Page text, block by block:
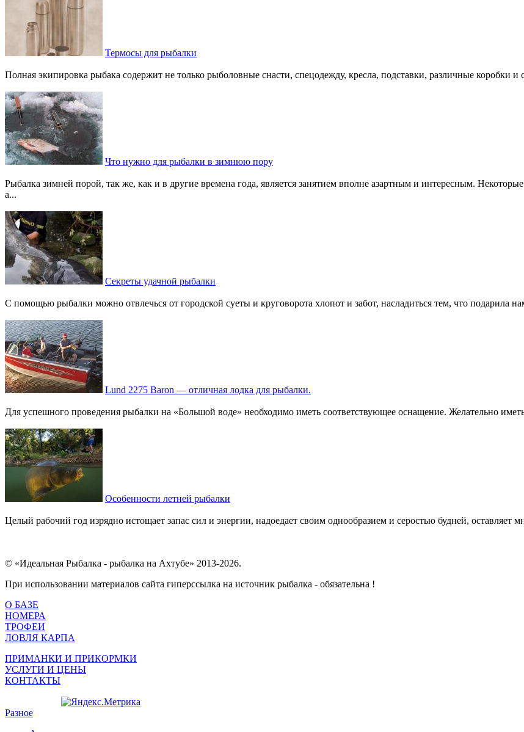
Термосы для рыбалки
Полная экипировка рыбака содержит не только рыболовные снасти, спецодежду, кресла, подставки, различные коробки
Что нужно для рыбалки в зимнюю пору
Рыбалка зимней порой, так же, как и в другие времена года, является занятием вполне азартным и интересным.
а...
Секреты удачной рыбалки
С помощью рыбалки можно отвлечься от городской суеты и круговорота хлопот и забот, насладиться тем, что подарила
Lund 2275 Baron — отличная лодка для рыбалки.
Для успешного проведения рыбалки на «Большой воде» необходимо иметь соответствующее оснащение. Желательно
Особенности летней рыбалки
Целый рабочий год изрядно истощает запас сил и энергии, надоедает своим однообразием и серостью будней, оставляет
© «Идеальная Рыбалка - рыбалка на Ахтубе» 2013-2026.
При использовании материалов сайта гиперссылка на источник рыбалка - обязательна !
О БАЗЕ
НОМЕРА
ТРОФЕИ
ЛОВЛЯ КАРПА
ПРИМАНКИ И ПРИКОРМКИ
УСЛУГИ И ЦЕНЫ
КОНТАКТЫ
Разное